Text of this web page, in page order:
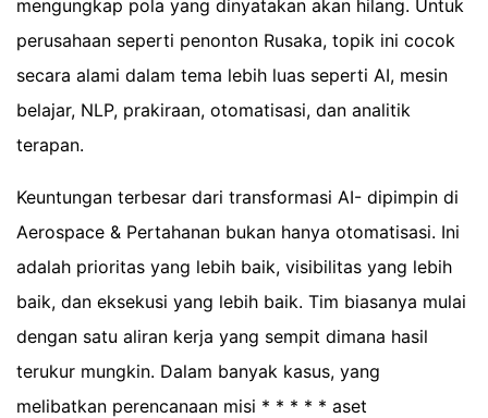
mengungkap pola yang dinyatakan akan hilang. Untuk
perusahaan seperti penonton Rusaka, topik ini cocok
secara alami dalam tema lebih luas seperti AI, mesin
belajar, NLP, prakiraan, otomatisasi, dan analitik
terapan.
Keuntungan terbesar dari transformasi AI- dipimpin di
Aerospace & Pertahanan bukan hanya otomatisasi. Ini
adalah prioritas yang lebih baik, visibilitas yang lebih
baik, dan eksekusi yang lebih baik. Tim biasanya mulai
dengan satu aliran kerja yang sempit dimana hasil
terukur mungkin. Dalam banyak kasus, yang
melibatkan perencanaan misi * * * * * aset